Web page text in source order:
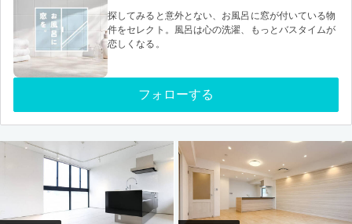
探してみると意外とない、お風呂に窓が付いている物
件をセレクト。風呂は心の洗濯、もっとバスタイムが
恋しくなる。
フォローする